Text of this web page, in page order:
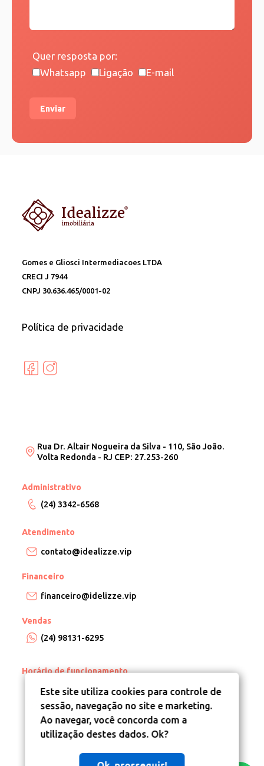
Quer resposta por:
Whatsapp
Ligação E-mail
Enviar
Gomes e Gliosci Intermediacoes LTDA
CRECI J 7944
CNPJ 30.636.465/0001-02
Política de privacidade
Rua Dr. Altair Nogueira da Silva - 110, São João.
Volta Redonda - RJ CEP: 27.253-260
Administrativo
(24) 3342-6568
Atendimento
contato@idealizze.vip
Financeiro
financeiro@idelizze.vip
Vendas
(24) 98131-6295
Horário de funcionamento
De segunda a sexta, das 8h às 18h.
Aos sábados, de 8:30h às 12:30h.
Este site utiliza cookies para controle de
sessão, navegação no site e marketing.
Ao navegar, você concorda com a
utilização destes dados. Ok?